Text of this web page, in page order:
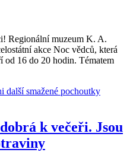
Regionální muzeum K. A.
akce Noc vědců, která
od 16 do 20 hodin. Tématem
k večeři. Jsou